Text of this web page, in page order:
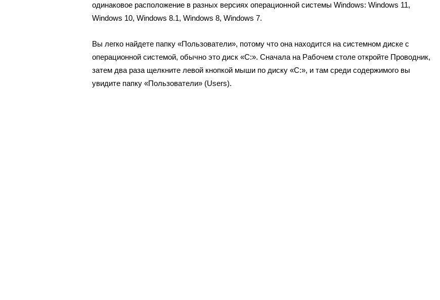
одинаковое расположение в разных версиях операционной системы Windows: Windows 11,
Windows 10, Windows 8.1, Windows 8, Windows 7.
Вы легко найдете папку «Пользователи», потому что она находится на системном диске с
операционной системой, обычно это диск «C:». Сначала на Рабочем столе откройте Проводник,
затем два раза щелкните левой кнопкой мыши по диску «C:», и там среди содержимого вы
увидите папку «Пользователи» (Users).